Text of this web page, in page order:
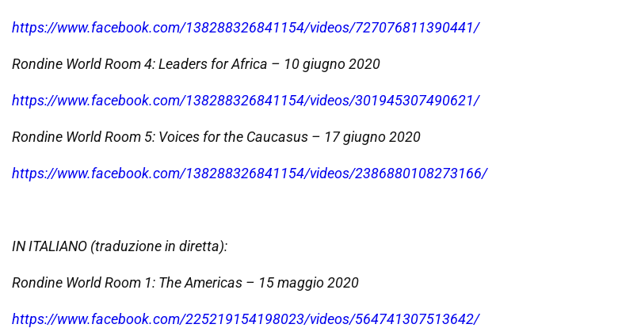
https://www.facebook.com/138288326841154/videos/727076811390441/
Rondine World Room 4: Leaders for Africa – 10 giugno 2020
https://www.facebook.com/138288326841154/videos/301945307490621/
Rondine World Room 5: Voices for the Caucasus – 17 giugno 2020
https://www.facebook.com/138288326841154/videos/2386880108273166/
IN ITALIANO (traduzione in diretta):
Rondine World Room 1: The Americas – 15 maggio 2020
https://www.facebook.com/225219154198023/videos/564741307513642/